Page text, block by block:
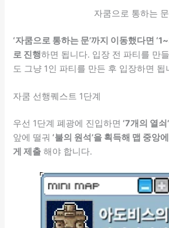
자쿰으로 통하는 문
‘자쿰으로 통하는 문’까지 이동했다면
로 진행하면 됩니다. 입장 전 파티를 만
도 그냥 1인 파티를 만든 후 입장하면 됩
자쿰 선행퀘스트 1단계
우선 1단계 폐광에 진입하면 ‘7개의 열쇠’
앞에 떨궈 ‘불의 원석’을 획득해 맵 중앙
게 제출 해야 합니다.